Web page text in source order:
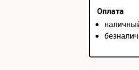
Оплата